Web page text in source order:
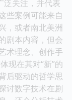
关注，并代表
些案例可能来自
，或者南北美洲
剧本内容，但会
术理念、创作手
现在其对“新”的
后驱动的哲学思
讨数字技术在剧